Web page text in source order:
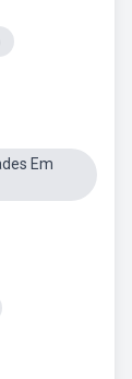
Em